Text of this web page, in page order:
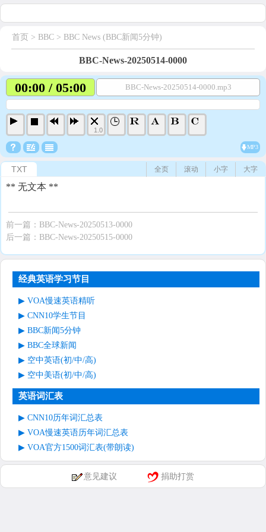
首页 > BBC > BBC News (BBC新闻5分钟)
BBC-News-20250514-0000
00:00 / 05:00 BBC-News-20250514-0000.mp3
1.0
MP3
TXT 大字
小字
滚动
全页
** 无文本 **
前一篇： BBC-News-20250513-0000
后一篇： BBC-News-20250515-0000
经典英语学习节目
VOA慢速英语精听
CNN10学生节目
BBC新闻5分钟
BBC全球新闻
空中英语(初/中/高)
空中美语(初/中/高)
英语词汇表
CNN10历年词汇总表
VOA慢速英语历年词汇总表
VOA官方1500词汇表(带朗读)
意见建议 捐助打赏